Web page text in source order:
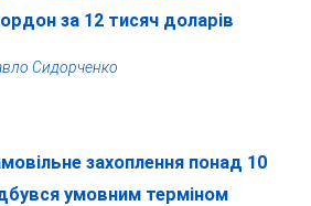
за 12 тисяч доларів
Сидорченко
захоплення понад 10
умовним терміном